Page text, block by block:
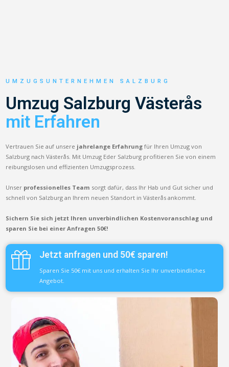
UMZUGSUNTERNEHMEN SALZBURG
Umzug Salzburg Västerås
mit Erfahren
Vertrauen Sie auf unsere jahrelange Erfahrung für Ihren Umzug von
Salzburg nach Västerås. Mit Umzug Eder Salzburg profitieren Sie von einem
reibungslosen und effizienten Umzugsprozess.
Unser professionelles Team sorgt dafür, dass Ihr Hab und Gut sicher und
schnell von Salzburg an Ihrem neuen Standort in Västerås ankommt.
Sichern Sie sich jetzt Ihren unverbindlichen Kostenvoranschlag und
sparen Sie bei einer Anfragen 50€!
Jetzt anfragen und 50€ sparen!
Sparen Sie 50€ mit uns und erhalten Sie Ihr unverbindliches
Angebot.